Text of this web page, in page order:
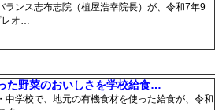
ンス志布志院（植屋浩幸院長）が、令和7年9
レオ…
た野菜のおいしさを学校給食…
学校で、地元の有機食材を使った給食が、令和